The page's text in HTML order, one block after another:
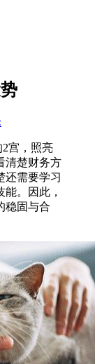
宫，照亮
清楚财务方
还需要学习
。因此，
稳固与合